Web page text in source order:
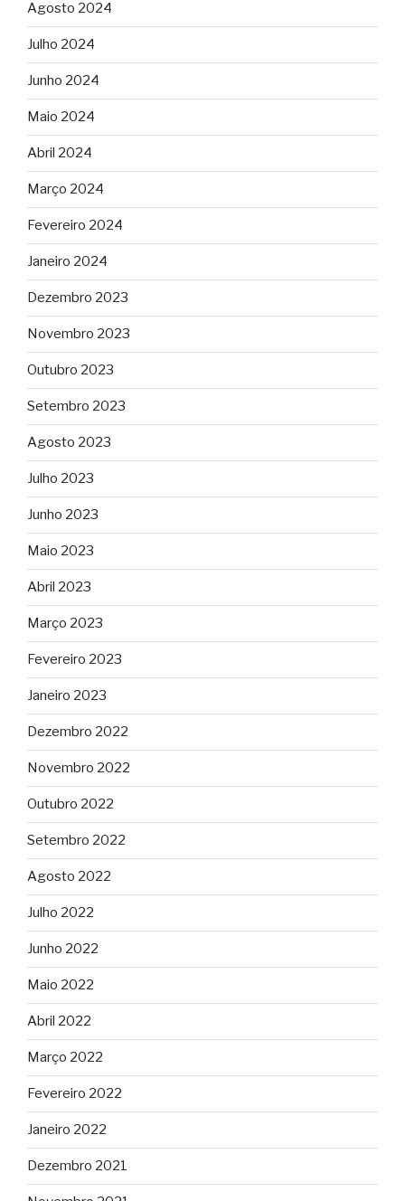
Agosto 2024
Julho 2024
Junho 2024
Maio 2024
Abril 2024
Março 2024
Fevereiro 2024
Janeiro 2024
Dezembro 2023
Novembro 2023
Outubro 2023
Setembro 2023
Agosto 2023
Julho 2023
Junho 2023
Maio 2023
Abril 2023
Março 2023
Fevereiro 2023
Janeiro 2023
Dezembro 2022
Novembro 2022
Outubro 2022
Setembro 2022
Agosto 2022
Julho 2022
Junho 2022
Maio 2022
Abril 2022
Março 2022
Fevereiro 2022
Janeiro 2022
Dezembro 2021